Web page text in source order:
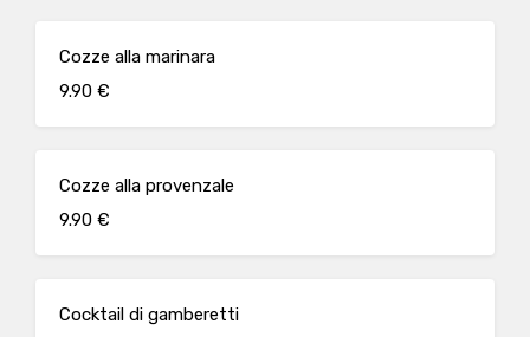
Cozze alla marinara
9.90 €
Cozze alla provenzale
9.90 €
Cocktail di gamberetti